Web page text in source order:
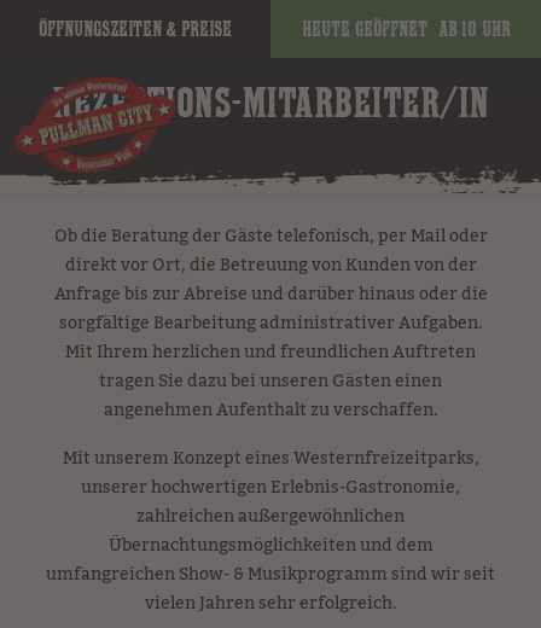
Öffnungszeiten & Preise Heute geöffnet ab 10 Uhr
REZEPTIONS-MITARBEITER/IN
Ob die Beratung der Gäste telefonisch, per Mail oder
direkt vor Ort, die Betreuung von Kunden von der
Anfrage bis zur Abreise und darüber hinaus oder die
sorgfältige Bearbeitung administrativer Aufgaben.
Mit Ihrem herzlichen und freundlichen Auftreten
tragen Sie dazu bei unseren Gästen einen
angenehmen Aufenthalt zu verschaffen.
Mit unserem Konzept eines Westernfreizeitparks,
unserer hochwertigen Erlebnis-Gastronomie,
zahlreichen außergewöhnlichen
Übernachtungsmöglichkeiten und dem
umfangreichen Show- & Musikprogramm sind wir seit
vielen Jahren sehr erfolgreich.